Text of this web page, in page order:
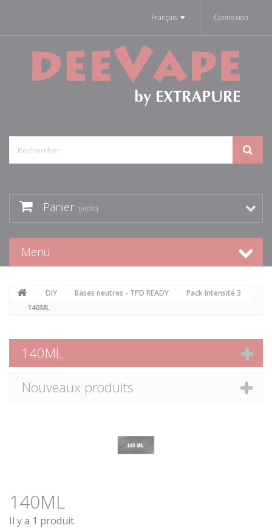
Connexion
Français
Panier (vide)
Menu
DIY Bases neutres - TPD READY
Pack Intensité 3
140ML
140ML
Nouveaux produits
140ML
Il y a 1 produit.